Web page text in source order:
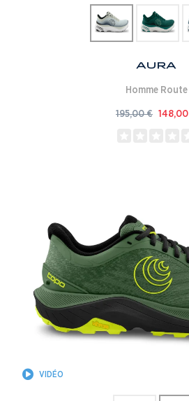
Aura
Homme Route
195,00€ 148,00
VIDÉO